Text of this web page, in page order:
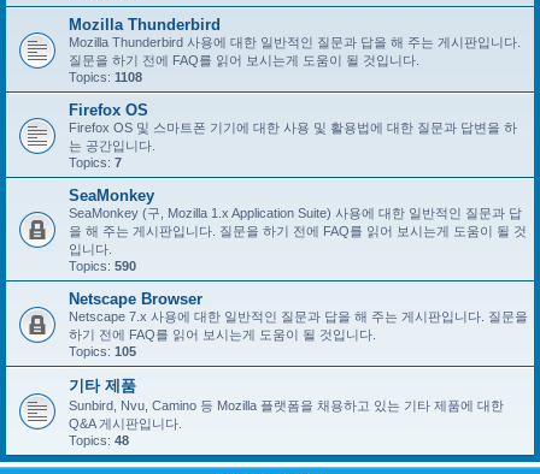
Mozilla Thunderbird
Mozilla Thunderbird 사용에 대한 일반적인 질문과 답을 해 주는 게시판입니다.
질문을 하기 전에 FAQ를 읽어 보시는게 도움이 될 것입니다.
Topics: 1108
Firefox OS
Firefox OS 및 스마트폰 기기에 대한 사용 및 활용법에 대한 질문과 답변을 하
는 공간입니다.
Topics: 7
SeaMonkey
SeaMonkey (구, Mozilla 1.x Application Suite) 사용에 대한 일반적인 질문과 답
을 해 주는 게시판입니다. 질문을 하기 전에 FAQ를 읽어 보시는게 도움이 될 것
입니다.
Topics: 590
Netscape Browser
Netscape 7.x 사용에 대한 일반적인 질문과 답을 해 주는 게시판입니다. 질문을
하기 전에 FAQ를 읽어 보시는게 도움이 될 것입니다.
Topics: 105
기타 제품
Sunbird, Nvu, Camino 등 Mozilla 플랫폼을 채용하고 있는 기타 제품에 대한
Q&A 게시판입니다.
Topics: 48